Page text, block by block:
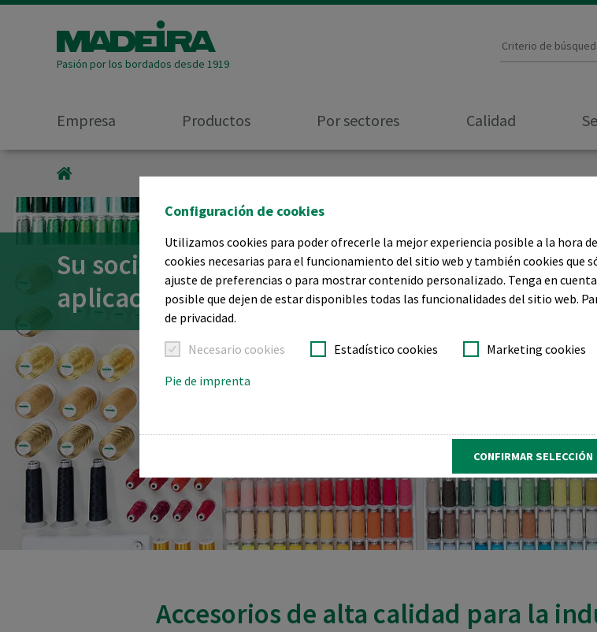
Configuración de cookies
Utilizamos cookies para poder ofrecerle la mejor experiencia posible a la hora
cookies necesarias para el funcionamiento del sitio web y también cookies que
ajuste de preferencias o para mostrar contenido personalizado. Tenga en
posible que dejen de estar disponibles todas las funcionalidades del sitio web.
de privacidad.
Necesario cookies
Estadístico cookies
Marketing cookies
Pie de imprenta
CONFIRMAR SELECCIÓN
Pasión por los bordados desde 1919
Empresa Productos Por sectores Calidad
MADEIRA GARNFABRIK
Su socio de confianza para
aplicaciones de bordado profesional
Accesorios de alta calidad para la